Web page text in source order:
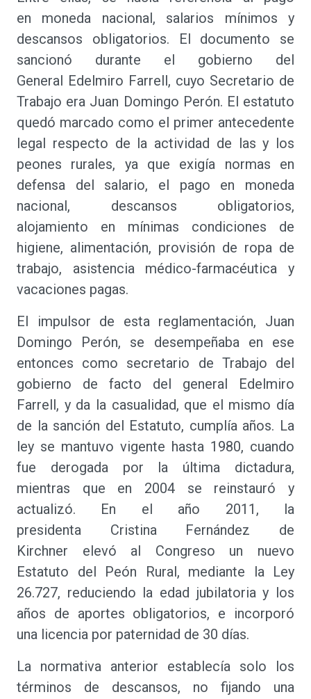
en moneda nacional, salarios mínimos y
descansos obligatorios. El documento se
sancionó durante el gobierno del
General Edelmiro Farrell, cuyo Secretario de
Trabajo era Juan Domingo Perón. El estatuto
quedó marcado como el primer antecedente
legal respecto de la actividad de las y los
peones rurales, ya que exigía normas en
defensa del salario, el pago en moneda
nacional, descansos obligatorios,
alojamiento en mínimas condiciones de
higiene, alimentación, provisión de ropa de
trabajo, asistencia médico-farmacéutica y
vacaciones pagas.
El impulsor de esta reglamentación, Juan
Domingo Perón, se desempeñaba en ese
entonces como secretario de Trabajo del
gobierno de facto del general Edelmiro
Farrell, y da la casualidad, que el mismo día
de la sanción del Estatuto, cumplía años. La
ley se mantuvo vigente hasta 1980, cuando
fue derogada por la última dictadura,
mientras que en 2004 se reinstauró y
actualizó. En el año 2011, la
presidenta Cristina Fernández de
Kirchner elevó al Congreso un nuevo
Estatuto del Peón Rural, mediante la Ley
26.727, reduciendo la edad jubilatoria y los
años de aportes obligatorios, e incorporó
una licencia por paternidad de 30 días.
La normativa anterior establecía solo los
términos de descansos, no fijando una